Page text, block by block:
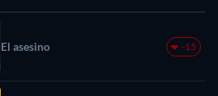
El asesino -15